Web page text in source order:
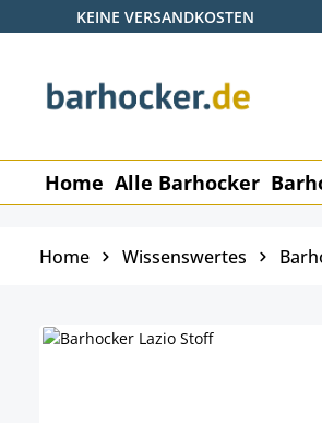
Hauptinhalt springen
Zur Suche springen
Zur Hauptnavigation springen
KEINE VERSANDKOSTEN
Home Alle Barhocker
Home Wissenswertes